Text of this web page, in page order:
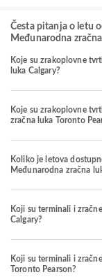
Česta pitanja o letu
Međunarodna
Koje su zrakoplovne
luka Calgary?
Koje su zrakoplovne
zračna luka Toronto
Koliko je letova
Međunarodna zračna
Koji su terminali i
Calgary?
Koji su terminali i
Toronto Pearson?